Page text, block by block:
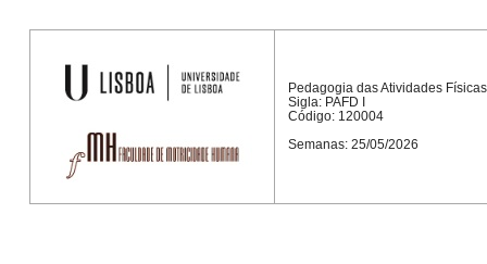
Pedagogia das Atividades
Sigla: PAFD I
Código: 120004
Semanas: 25/05/2026